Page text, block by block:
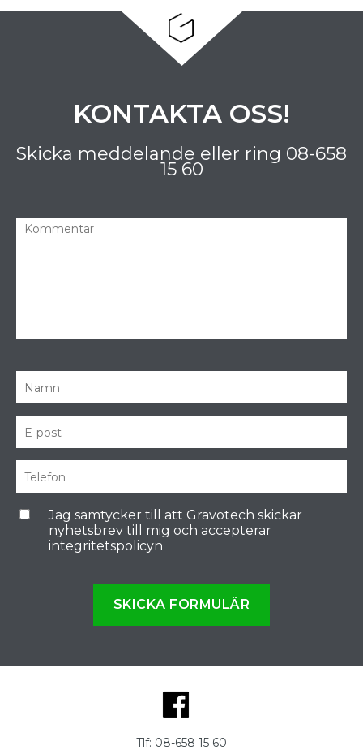
KONTAKTA OSS!
Skicka meddelande eller ring 08-658
15 60
Jag samtycker till att Gravotech skickar
nyhetsbrev till mig och accepterar
integritetspolicyn
SKICKA FORMULÄR
Tlf: 08-658 15 60